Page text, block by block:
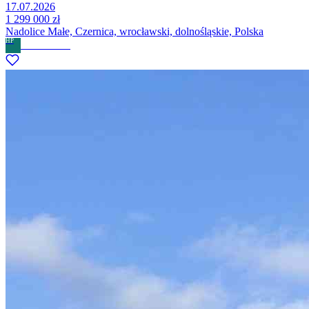
17.07.2026
1 299 000 zł
Nadolice Małe, Czernica, wrocławski, dolnośląskie, Polska
HP